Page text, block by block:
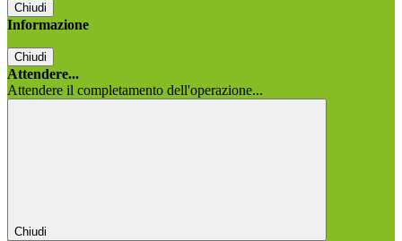
Chiudi
Informazione
Chiudi
Attendere...
Attendere il completamento dell'operazione...
Chiudi